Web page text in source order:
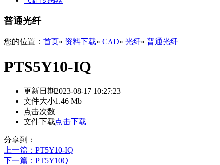
普通光纤
您的位置： 首页» 资料下载» CAD» 光纤» 普通光纤
PTS5Y10-IQ
更新日期2023-08-17 10:27:23
文件大小1.46 Mb
点击次数
文件下载点击下载
分享到：
上一篇 ：PT5Y10-IQ
下一篇 ：PT5Y10Q